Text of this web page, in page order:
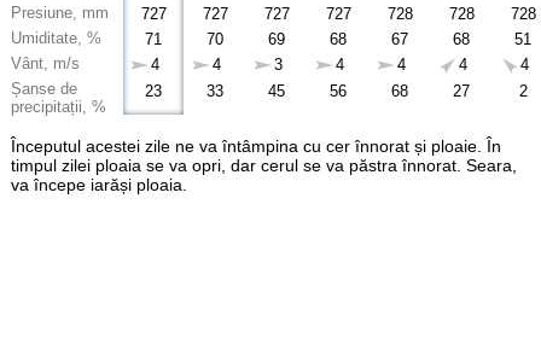
Presiune, mm
Umiditate, %
Vânt, m/s
Șanse de
precipitații, %
727
71
4
23
727
70
4
33
727
69
3
45
727
68
4
56
728
67
4
68
728
68
4
27
728
51
4
2
Începutul acestei zile ne va întâmpina cu cer înnorat și ploaie. În
timpul zilei ploaia se va opri, dar cerul se va păstra înnorat. Seara,
va începe iarăși ploaia.